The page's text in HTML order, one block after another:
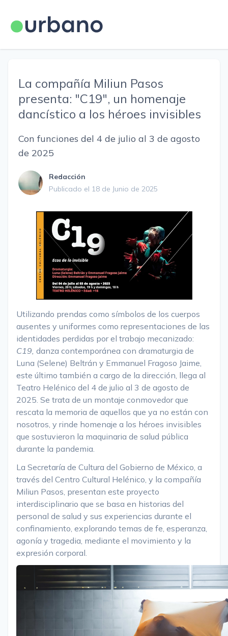
La compañía Miliun Pasos
presenta: "C19", un homenaje
dancístico a los héroes invisibles
Con funciones del 4 de julio al 3 de agosto
de 2025
Redacción
Publicado el 18 de Junio de 2025
Utilizando prendas como símbolos de los cuerpos
ausentes y uniformes como representaciones de las
identidades perdidas por el trabajo mecanizado:
C19, danza contemporánea con dramaturgia de
Luna (Selene) Beltrán y Emmanuel Fragoso Jaime,
este último también a cargo de la dirección, llega al
Teatro Helénico del 4 de julio al 3 de agosto de
2025. Se trata de un montaje conmovedor que
rescata la memoria de aquellos que ya no están con
nosotros, y rinde homenaje a los héroes invisibles
que sostuvieron la maquinaria de salud pública
durante la pandemia.
La Secretaría de Cultura del Gobierno de México, a
través del Centro Cultural Helénico, y la compañía
Miliun Pasos, presentan este proyecto
interdisciplinario que se basa en historias del
personal de salud y sus experiencias durante el
confinamiento, explorando temas de fe, esperanza,
agonía y tragedia, mediante el movimiento y la
expresión corporal.